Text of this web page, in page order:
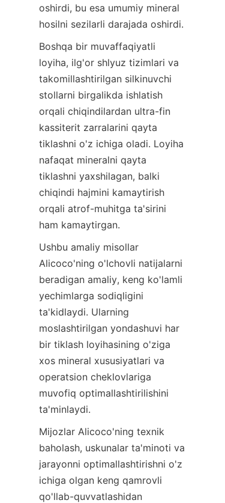
oshirdi, bu esa umumiy mineral
Boshqa bir muvaffaqiyatli
loyiha, ilg'or shlyuz tizimlari va
takomillashtirilgan silkinuvchi
stollarni birgalikda ishlatish
orqali chiqindilardan ultra-fin
kassiterit zarralarini qayta
tiklashni o'z ichiga oladi. Loyiha
nafaqat mineralni qayta
tiklashni yaxshilagan, balki
chiqindi hajmini kamaytirish
orqali atrof-muhitga ta'sirini
Ushbu amaliy misollar
Alicoco'ning o'lchovli natijalarni
beradigan amaliy, keng ko'lamli
yechimlarga sodiqligini
ta'kidlaydi. Ularning
moslashtirilgan yondashuvi har
bir tiklash loyihasining o'ziga
xos mineral xususiyatlari va
operatsion cheklovlariga
muvofiq optimallashtirilishini
Mijozlar Alicoco'ning texnik
baholash, uskunalar ta'minoti va
jarayonni optimallashtirishni o'z
ichiga olgan keng qamrovli
qo'llab-quvvatlashidan